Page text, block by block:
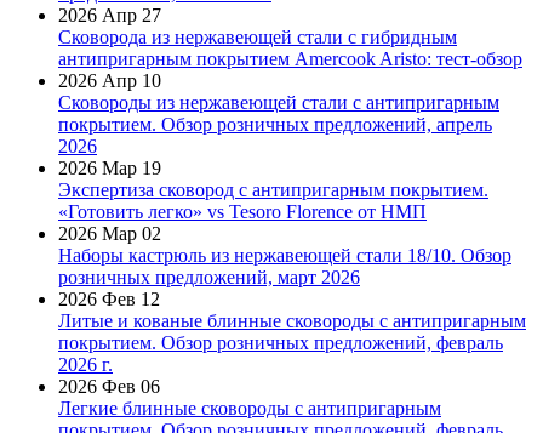
2026 Апр 27
Сковорода из нержавеющей стали с гибридным
антипригарным покрытием Amercook Aristo: тест-обзор
2026 Апр 10
Сковороды из нержавеющей стали с антипригарным
покрытием. Обзор розничных предложений, апрель
2026
2026 Мар 19
Экспертиза сковород с антипригарным покрытием.
«Готовить легко» vs Tesoro Florence от НМП
2026 Мар 02
Наборы кастрюль из нержавеющей стали 18/10. Обзор
розничных предложений, март 2026
2026 Фев 12
Литые и кованые блинные сковороды с антипригарным
покрытием. Обзор розничных предложений, февраль
2026 г.
2026 Фев 06
Легкие блинные сковороды с антипригарным